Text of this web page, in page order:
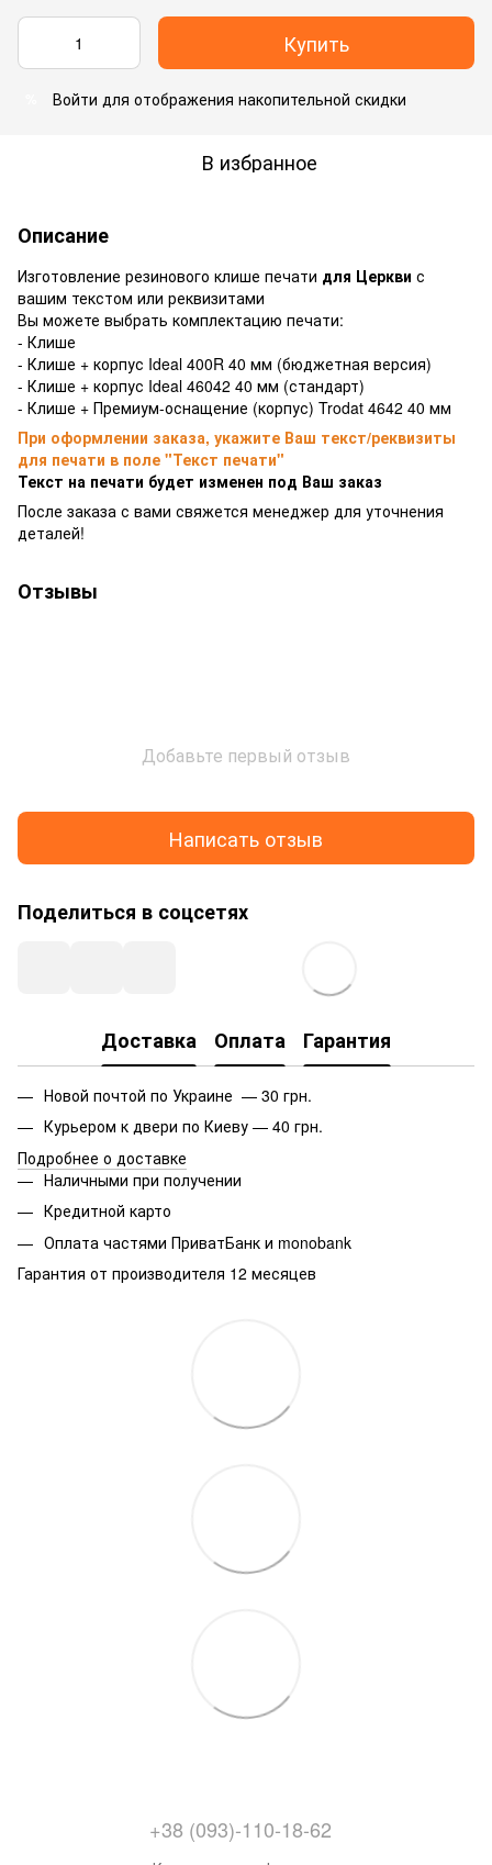
Купить
Войти для отображения накопительной скидки
В избранное
Описание
Изготовление резинового клише печати для Церкви с
вашим текстом или реквизитами
Вы можете выбрать комплектацию печати:
- Клише
- Клише + корпус Ideal 400R 40 мм (бюджетная версия)
- Клише + корпус Ideal 46042 40 мм (стандарт)
- Клише + Премиум-оснащение (корпус) Trodat 4642 40 мм
При оформлении заказа, укажите Ваш текст/реквизиты
для печати в поле "Текст печати"
Текст на печати будет изменен под Ваш заказ
После заказа с вами свяжется менеджер для уточнения
деталей!
Отзывы
Добавьте первый отзыв
Написать отзыв
Поделиться в соцсетях
Доставка Оплата Гарантия
Новой почтой по Украине — 30 грн.
Курьером к двери по Киеву — 40 грн.
Подробнее о доставке
Наличными при получении
Кредитной карто
Оплата частями ПриватБанк и monobank
Гарантия от производителя 12 месяцев
+38 (093)-110-18-62